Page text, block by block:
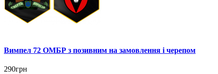
Вимпел 72 ОМБР з позивним на замовлення і черепом
290грн